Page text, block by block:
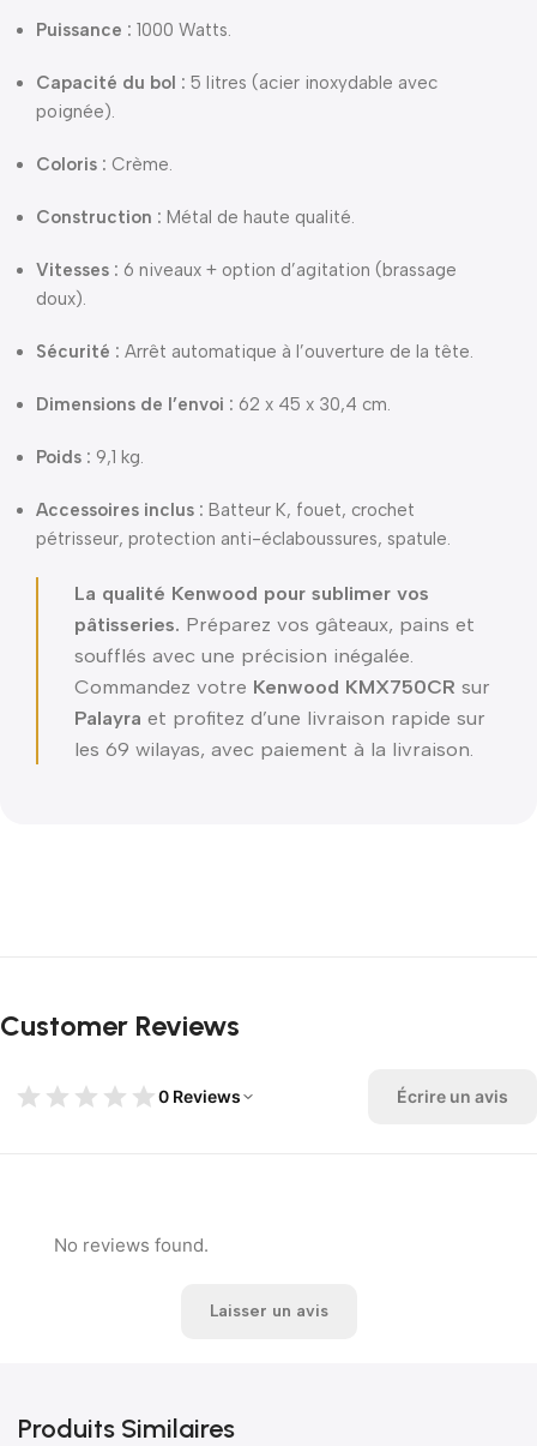
Puissance : 1000 Watts.
Capacité du bol : 5 litres (acier inoxydable avec
poignée).
Coloris : Crème.
Construction : Métal de haute qualité.
Vitesses : 6 niveaux + option d’agitation (brassage
doux).
Sécurité : Arrêt automatique à l’ouverture de la tête.
Dimensions de l’envoi : 62 x 45 x 30,4 cm.
Poids : 9,1 kg.
Accessoires inclus : Batteur K, fouet, crochet
pétrisseur, protection anti-éclaboussures, spatule.
La qualité Kenwood pour sublimer vos
pâtisseries. Préparez vos gâteaux, pains et
soufflés avec une précision inégalée.
Commandez votre Kenwood KMX750CR sur
Palayra et profitez d’une livraison rapide sur
les 69 wilayas, avec paiement à la livraison.
Customer Reviews
0 Reviews Écrire un avis
No reviews found.
Laisser un avis
Produits Similaires